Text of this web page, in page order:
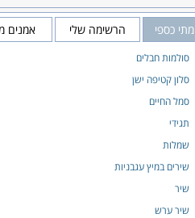
מתי כספי הרשימה שלי אמנים
סולמות חבלים
סלון קטיפה ישן
סמל החיים
תגידי
שמלות
שירים במיץ עגבניות
שיר
שיר ערש